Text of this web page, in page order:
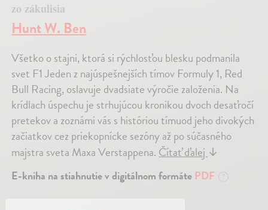
zo zákulisia
Hunt W. Ben
Všetko o stajni, ktorá si rýchlosťou blesku podmanila
svet F1 Jeden z najúspešnejších tímov Formuly 1, Red
Bull Racing, oslavuje dvadsiate výročie založenia. Na
krídlach úspechu je strhujúcou kronikou dvoch desaťročí
pretekov a zoznámi vás s históriou tímuod jeho divokých
začiatkov cez priekopnícke sezóny až po súčasného
majstra sveta Maxa Verstappena.Čítať ďalej↓
E-kniha na stiahnutie v digitálnom formáte PDF ?